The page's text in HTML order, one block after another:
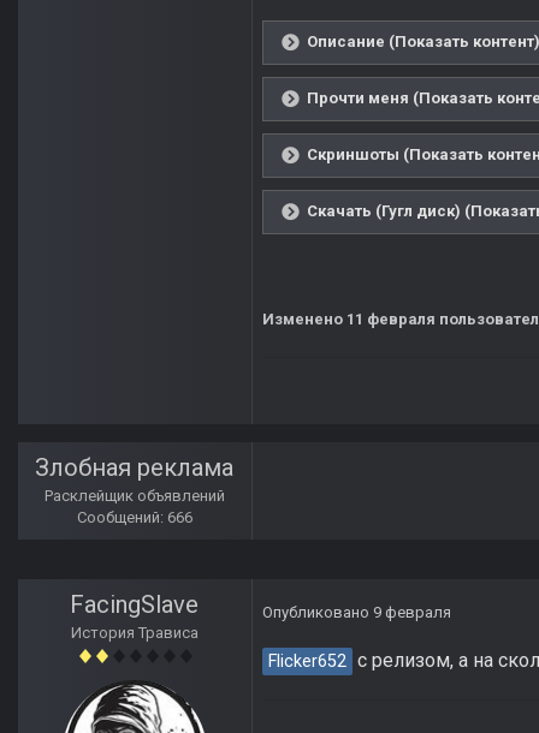
Описание (Показать контент)
Прочти меня (Показать
Скриншоты (Показать
Скачать (Гугл диск)
Изменено 11 февраля
Злобная реклама
Расклейщик объявлений
Сообщений: 666
FacingSlave
История Трависа
Опубликовано 9 февраля
Flicker652 с релизом, а на